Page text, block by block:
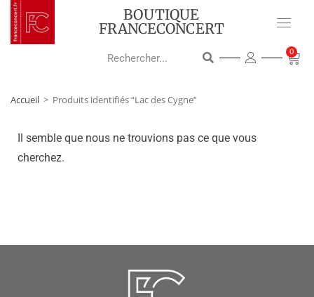
BOUTIQUE
FRANCECONCERT
0
Accueil > Produits identifiés “Lac des Cygne”
Il semble que nous ne trouvions pas ce que vous
cherchez.